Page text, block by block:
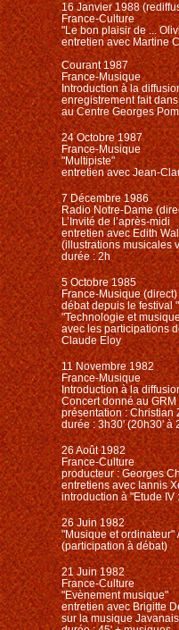
16 Janvier 1988
France-Culture
"Le bon plaisir de ...
entretien avec Martine
Courant 1987
France-Musique
Introduction à la
enregistrement fait
au Centre Georges
24 Octobre 1987
France-Musique
"Multipiste"
entretien avec Jean-
7 Décembre 1986
Radio Notre-Dame
L’Invité de l’après-midi
entretien avec Edith
(illustrations musicales
durée : 2h
5 Octobre 1985
France-Musique (direct)
débat depuis le festival
"Technologie et
avec les participations
Claude Eloy
11 Novembre 1982
France-Musique
Introduction à la
Concert donné au
présentation : Christian
durée : 3h30' (20h30' à
26 Août 1982
France-Culture
producteur : Georges
entretiens avec Iannis
introduction à "Etude IV
26 Juin 1982
"Musique et ordinateur"
(participation à débat)
21 Juin 1982
France-Culture
"Evènement musique"
entretien avec Brigitte
sur la musique